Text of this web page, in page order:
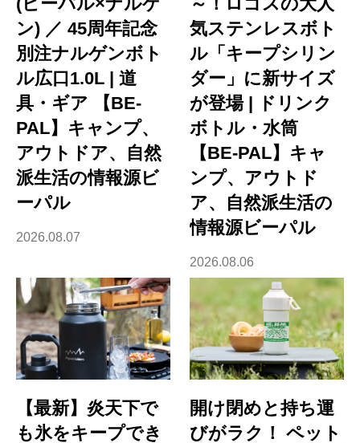
ン) ／ 45周年記念
別注ナルゲンボト
ル広口1.0L | 道
具・ギア 【BE-
PAL】キャンプ、
アウトドア、自然
派生活の情報源ビ
ーパル
2026.08.07
気ステンレスボト
ル「キープシリン
ダー」に新サイズ
が登場 | ドリンク
ボトル・水筒
【BE-PAL】キャ
ンプ、アウトド
ア、自然派生活の
情報源ビーパル
2026.08.06
【最新】炎天下で
も氷をキープでき
開け閉めと持ち運
びがラク！ ペット